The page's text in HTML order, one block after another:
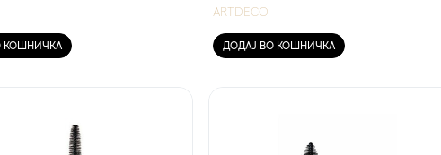
КОШНИЧКА
ARTDECO
ДОДАЈ ВО КОШНИЧКА